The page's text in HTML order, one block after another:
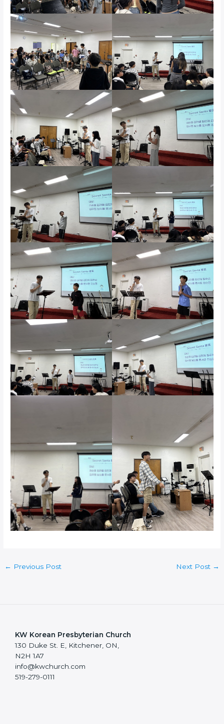
← Previous Post Next Post →
KW Korean Presbyterian Church
130 Duke St. E, Kitchener, ON,
N2H 1A7
info@kwchurch.com
519-279-0111